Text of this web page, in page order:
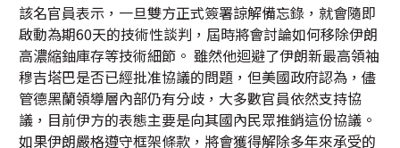
該名官員表示，一旦雙方正式簽署諒解備忘錄，就會隨即
啟動為期60天的技術性談判，屆時將會討論如何移除伊朗
高濃縮鈾庫存等技術細節。 雖然他迴避了伊朗新最高領袖
穆吉塔巴是否已經批准協議的問題，但美國政府認為，儘
管德黑蘭領導層內部仍有分歧，大多數官員依然支持協
議，目前伊方的表態主要是向其國內民眾推銷這份協議。
如果伊朗嚴格遵守框架條款，將會獲得解除多年來承受的